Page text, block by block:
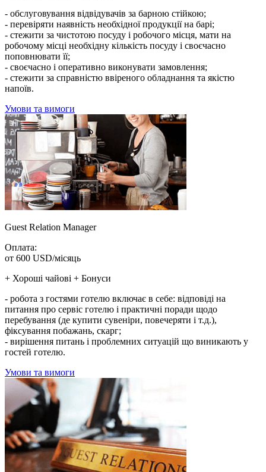
- обслуговування відвідувачів за барною стійкою;
- перевіряти наявність необхідної продукції на барі;
- стежити за чистотою посуду і робочого місця, мати на
робочому місці необхідну кількість посуду і своєчасно
поповнювати її;
- своєчасно і оперативно виконувати замовлення;
- стежити за справністю ввіреного обладнання та якістю
напоїв.
Умови та вимоги
Guest Relation Manager
Оплата:
от 600 USD/місяць
+ Хороші чайові + Бонуси
- робота з гостями готелю включає в себе: відповіді на
питання про сервіс готелю і практичні поради щодо
перебування (де купити сувеніри, повечеряти і т.д.),
фіксування побажань, скарг;
- вирішення питань і проблемних ситуацій що виникають у
гостей готелю.
Умови та вимоги